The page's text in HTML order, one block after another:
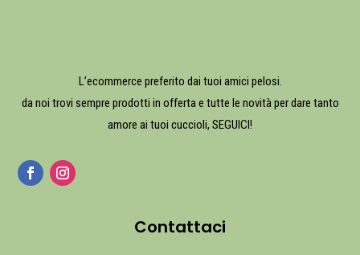
L’ecommerce preferito dai tuoi amici pelosi.
da noi trovi sempre prodotti in offerta e tutte le novità per dare tanto
amore ai tuoi cuccioli, SEGUICI!
Contattaci